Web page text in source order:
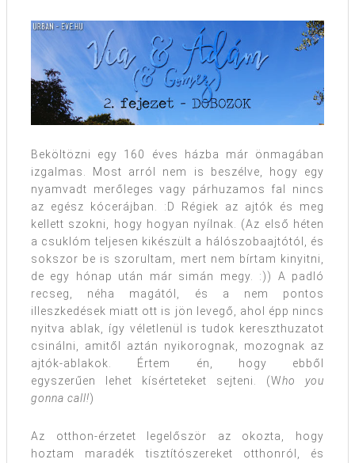
Beköltözni egy 160 éves házba már önmagában
izgalmas. Most arról nem is beszélve, hogy egy
nyamvadt merőleges vagy párhuzamos fal nincs
az egész kócerájban. :D Régiek az ajtók és meg
kellett szokni, hogy hogyan nyílnak. (Az első héten
a csuklóm teljesen kikészült a hálószobaajtótól, és
sokszor be is szorultam, mert nem bírtam kinyitni,
de egy hónap után már simán megy. :)) A padló
recseg, néha magától, és a nem pontos
illeszkedések miatt ott is jön levegő, ahol épp nincs
nyitva ablak, így véletlenül is tudok kereszthuzatot
csinálni, amitől aztán nyikorognak, mozognak az
ajtók-ablakok. Értem én, hogy ebből
egyszerűen lehet kísérteteket sejteni. (Who you
gonna call!)
Az otthon-érzetet legelőször az okozta, hogy
hoztam maradék tisztítószereket otthonról, és